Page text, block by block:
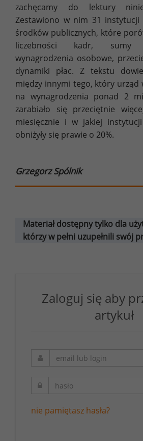
zachęcamy do lektury
Zestawiono w nim 31 instytucji
środków publicznych, które
liczebności kadr, sumy
wynagrodzenia osobowe,
dynamiki płac. Z tekstu
między innymi tego, który urząd
na wynagrodzenia ponad 2
zarabiało się przeciętnie
miesięcznie i w jakiej instytucji
obniżyły się prawie o 20%.
Grzegorz Spólnik
Materiał dostępny tylko dla
którzy w pełni uzupełnili swój
Zaloguj się aby
artykuł
nie pamiętasz hasła?